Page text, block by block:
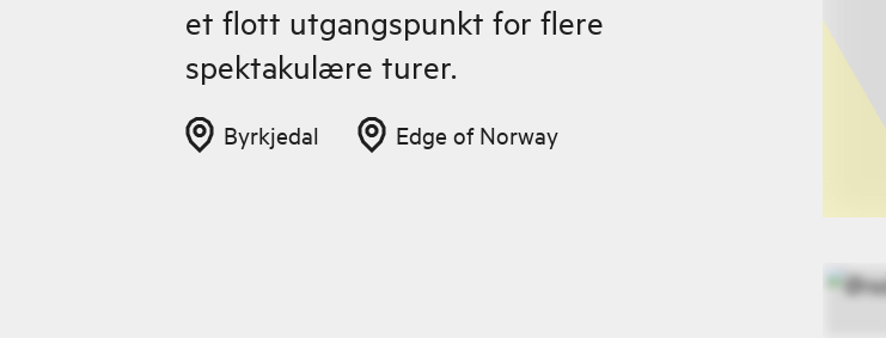
et flott utgangspunkt for flere
spektakulære turer.
Byrkjedal Edge of Norway